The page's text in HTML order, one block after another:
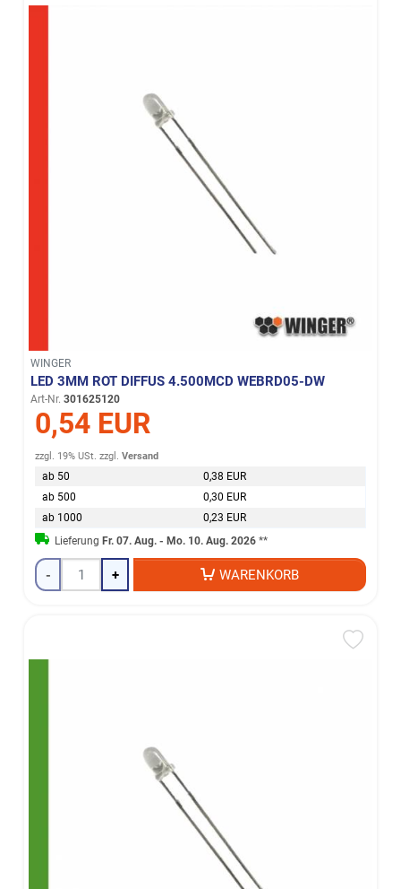
WINGER
LED 3MM ROT DIFFUS 4.500MCD WEBRD05-DW
Art-Nr. 301625120
0,54 EUR
zzgl. 19% USt. zzgl.Versand
ab 50
0,38 EUR
ab 500
0,30 EUR
ab 1000
0,23 EUR
Lieferung Fr. 07. Aug. - Mo. 10. Aug. 2026 **
- + WARENKORB